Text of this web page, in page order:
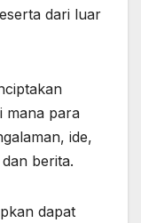
dari luar
mana para
ide,
berita.
dapat